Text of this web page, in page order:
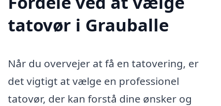
tatovør i Grauballe
Når du overvejer at få en tatovering, er
det vigtigt at vælge en professionel
tatovør, der kan forstå dine ønsker og